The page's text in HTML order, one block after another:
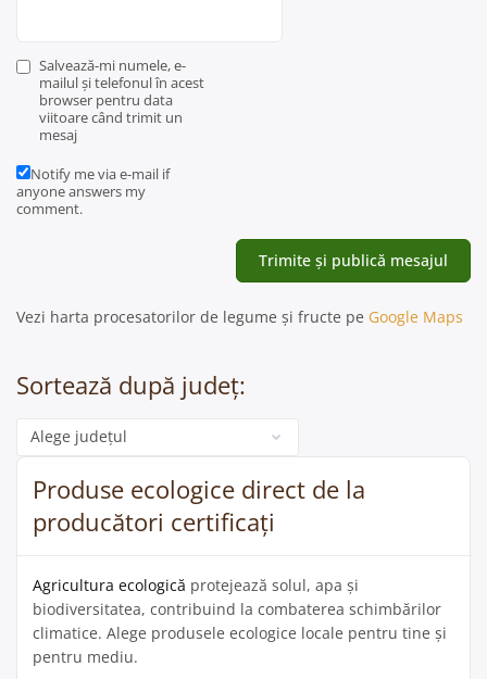
Salvează-mi numele, e-
mailul și telefonul în acest
browser pentru data
viitoare când trimit un
mesaj
Notify me via e-mail if
anyone answers my
comment.
Vezi harta procesatorilor de legume și fructe pe Google Maps
Sortează după județ:
Categorie
Produse ecologice direct de la
producători certificați
Agricultura ecologică protejează solul, apa și
biodiversitatea, contribuind la combaterea schimbărilor
climatice. Alege produsele ecologice locale pentru tine și
pentru mediu.